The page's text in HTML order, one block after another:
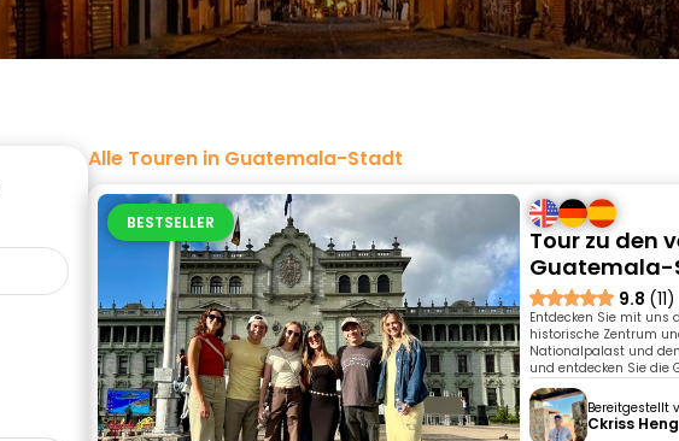
Alle Touren in Guatemala-Stadt
BESTSELLER
Tour zu den
9.8 (11)
Entdecken Sie mit uns
historische Zentrum
Nationalpalast und
und entdecken Sie die
Bereitgestellt
Ckriss